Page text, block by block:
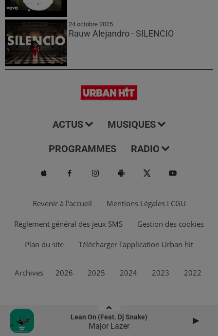
Lean On (feat. Dj Snake)
Major Lazer
24 octobre 2025
Rauw Alejandro - SILENCIO
ACTUS MUSIQUES
PROGRAMMES RADIO
Revenir à l'accueil Mentions Légales I CGU
Règlement général des jeux SMS Gestion des cookies
Plan du site Télécharger l'application Urban hit
Archives 2026 2025 2024 2023 2022